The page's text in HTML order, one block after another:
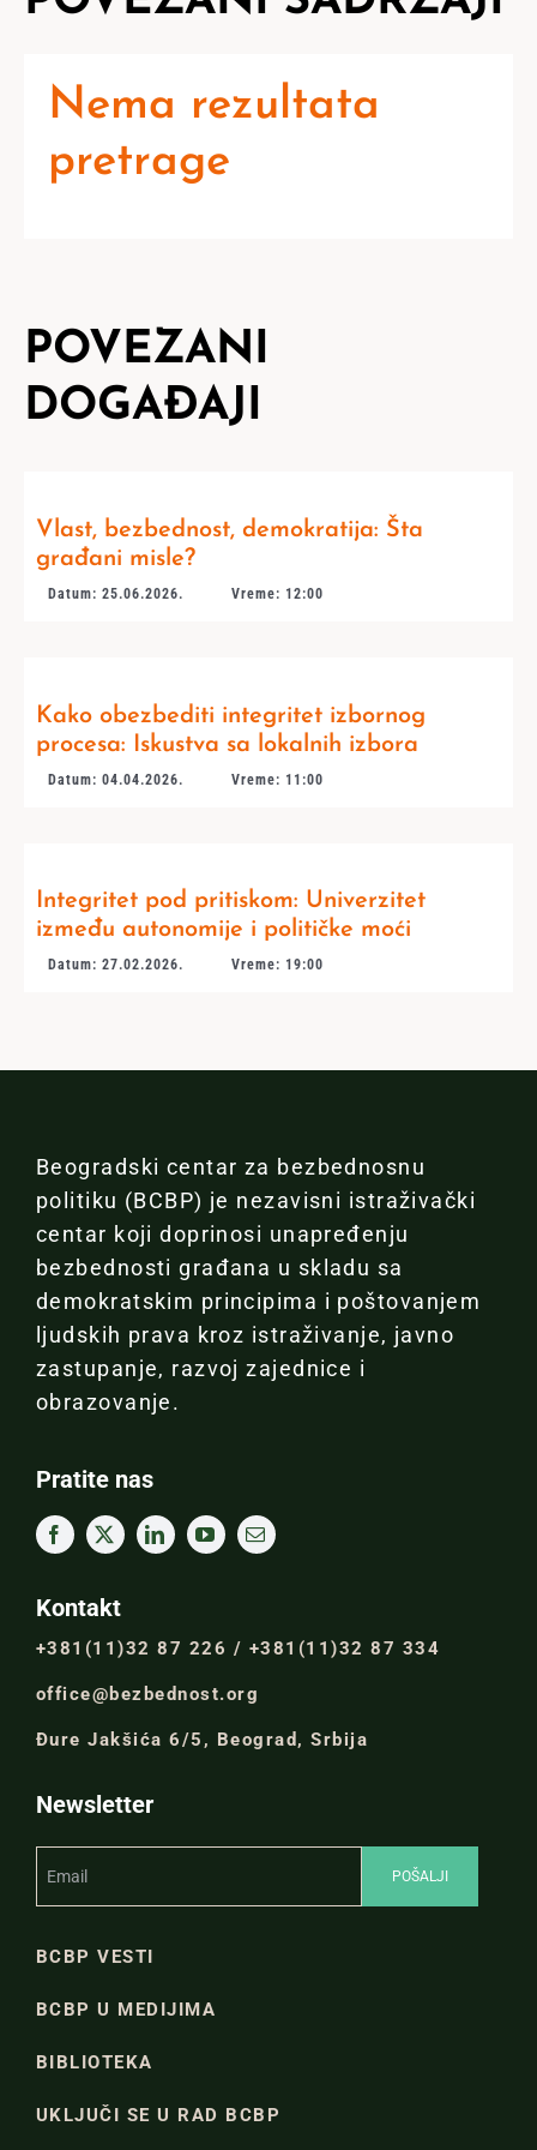
Nema rezultata
pretrage
POVEZANI
DOGAĐAJI
Vlast, bezbednost, demokratija: Šta
građani misle?
Datum: 25.06.2026. Vreme: 12:00
Kako obezbediti integritet izbornog
procesa: Iskustva sa lokalnih izbora
Datum: 04.04.2026. Vreme: 11:00
Integritet pod pritiskom: Univerzitet
između autonomije i političke moći
Datum: 27.02.2026. Vreme: 19:00
Beogradski centar za bezbednosnu
politiku (BCBP) je nezavisni istraživački
centar koji doprinosi unapređenju
bezbednosti građana u skladu sa
demokratskim principima i poštovanjem
ljudskih prava kroz istraživanje, javno
zastupanje, razvoj zajednice i
obrazovanje.
Pratite nas
Kontakt
+381(11)32 87 226 / +381(11)32 87 334
office@bezbednost.org
Đure Jakšića 6/5, Beograd, Srbija
Newsletter
BCBP VESTI
BCBP U MEDIJIMA
BIBLIOTEKA
UKLJUČI SE U RAD BCBP